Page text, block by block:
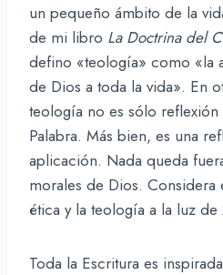
un pequeño ámbito de la
de mi libro La Doctrina del
defino «teología» como «la
de Dios a toda la vida». En
teología no es sólo reflexión
Palabra. Más bien, es una
aplicación. Nada queda
morales de Dios. Considera
ética y la teología a la luz de
Toda la Escritura es